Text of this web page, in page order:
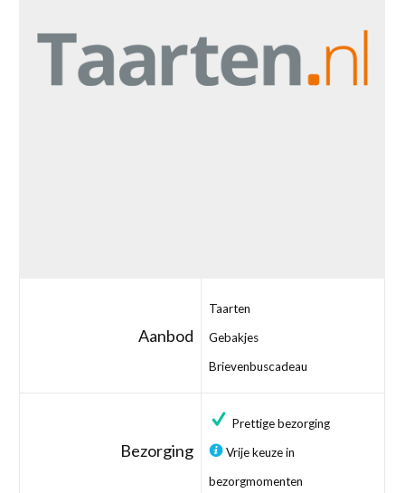
Aanbod
Taarten
Gebakjes
Brievenbuscadeau
Bezorging
Prettige bezorging
Vrije keuze in
bezorgmomenten